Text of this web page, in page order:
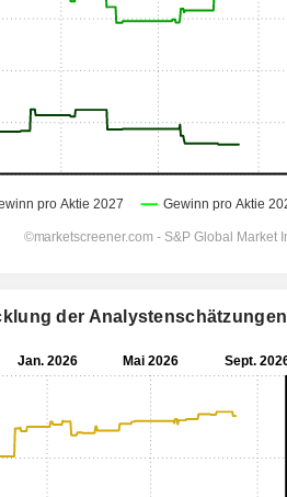
der Analystenschätzungen